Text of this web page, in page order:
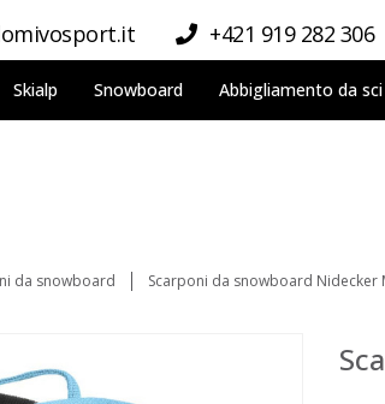
+421 919 282 306
Skialp Snowboard Abbigliamento da sci
da snowboard Scarponi da snowboard Nidecker